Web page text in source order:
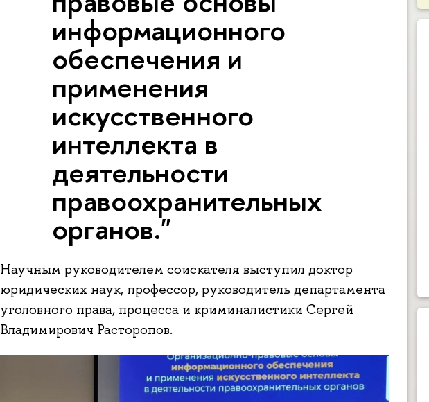
информационного
обеспечения и
применения
искусственного
интеллекта в
деятельности
правоохранительных
органов."
Научным руководителем соискателя выступил доктор
юридических наук, профессор, руководитель департамента
уголовного права, процесса и криминалистики Сергей
Владимирович Расторопов.